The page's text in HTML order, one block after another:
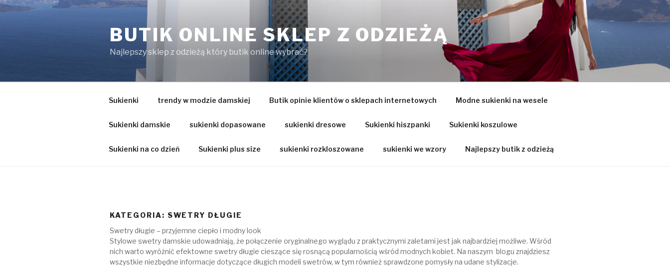
Przejdź
BUTIK ONLINE SKLEP Z ODZIEŻĄ
Najlepszy sklep z odzieżą który butik online wybrać?
Sukienki trendy w modzie damskiej Butik opinie klientów o sklepach internetowych Modne sukienki na wesele
Sukienki damskie sukienki dopasowane sukienki dresowe Sukienki hiszpanki Sukienki koszulowe
Sukienki na co dzień Sukienki plus size sukienki rozkloszowane sukienki we wzory Najlepszy butik z odzieżą
KATEGORIA: SWETRY DŁUGIE
Swetry długie – przyjemne ciepło i modny look
Stylowe swetry damskie udowadniają, że połączenie oryginalnego wyglądu z praktycznymi zaletami jest jak najbardziej możliwe. Wśród
nich warto wyróżnić efektowne swetry długie cieszące się rosnącą popularnością wśród modnych kobiet. Na naszym blogu znajdziesz
wszystkie niezbędne informacje dotyczące długich modeli swetrów, w tym również sprawdzone pomysły na udane stylizacje.